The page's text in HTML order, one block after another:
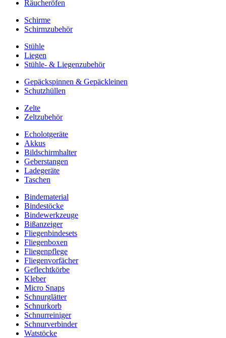
Räucheröfen
Schirme
Schirmzubehör
Stühle
Liegen
Stühle- & Liegenzubehör
Gepäckspinnen & Gepäckleinen
Schutzhüllen
Zelte
Zeltzubehör
Echolotgeräte
Akkus
Bildschirmhalter
Geberstangen
Ladegeräte
Taschen
Bindematerial
Bindestöcke
Bindewerkzeuge
Bißanzeiger
Fliegenbindesets
Fliegenboxen
Fliegenpflege
Fliegenvorfächer
Geflechtkörbe
Kleber
Micro Snaps
Schnurglätter
Schnurkorb
Schnurreiniger
Schnurverbinder
Watstöcke